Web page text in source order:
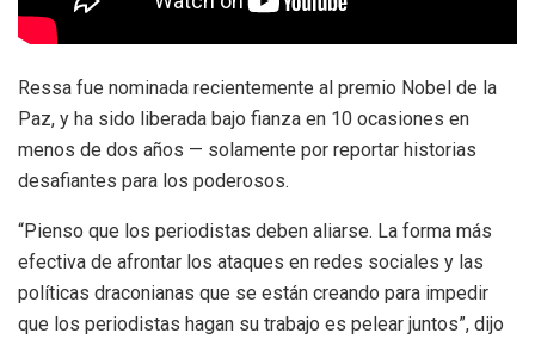
Ressa fue nominada recientemente al premio Nobel de la
Paz, y ha sido liberada bajo fianza en 10 ocasiones en
menos de dos años — solamente por reportar historias
desafiantes para los poderosos.
“Pienso que los periodistas deben aliarse. La forma más
efectiva de afrontar los ataques en redes sociales y las
políticas draconianas que se están creando para impedir
que los periodistas hagan su trabajo es pelear juntos”, dijo